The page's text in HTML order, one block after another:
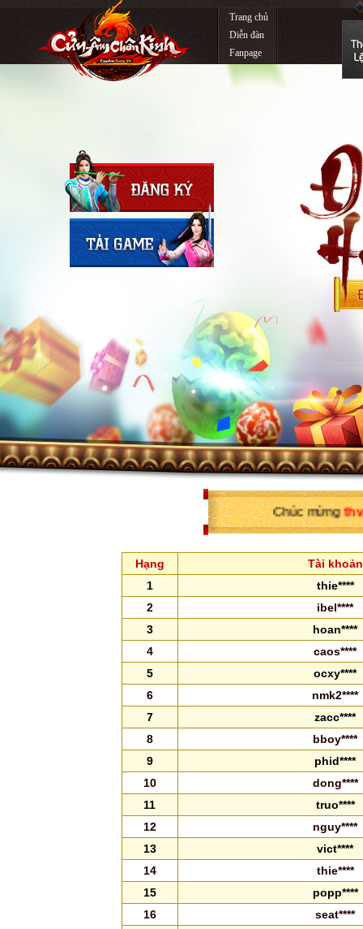
Trang chủ
Diễn đàn
Fanpage
Chúc mừngthvb****
Hạng
Tài khoản
1
thie****
2
ibel****
3
hoan****
4
caos****
5
ocxy****
6
nmk2****
7
zacc****
8
bboy****
9
phid****
10
dong****
11
truo****
12
nguy****
13
vict****
14
thie****
15
popp****
16
seat****